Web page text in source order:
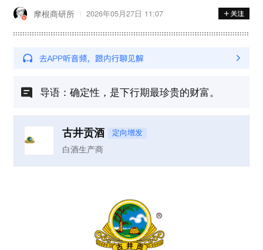
摩根商研所 2026年05月27日 11:07
导语：确定性，是下行期最珍贵的财富。
古井贡酒 定向增发
白酒生产商